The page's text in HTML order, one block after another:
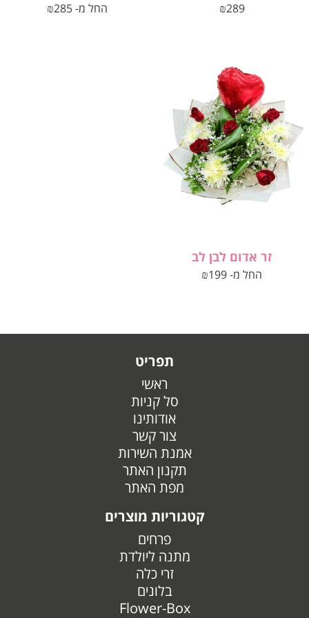
₪289 החל מ- ₪285
זר אדום לבן לב
החל מ- ₪199
תפריט
ראשי
סל קניות
אודותינו
צור קשר
אמנת השירות
תקנון האתר
מפת האתר
קטגוריות מוצרים
פרחים
מתנה ליולדת
זרי כלה
בלונים
Flower-Box